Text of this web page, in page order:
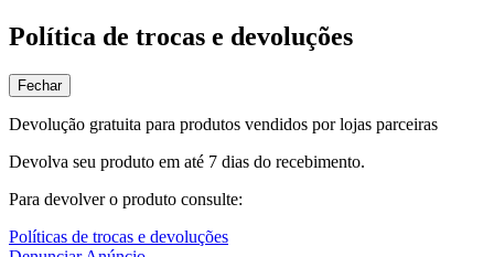
Política de trocas e devoluções
Fechar
Devolução gratuita para produtos vendidos por lojas parceiras
Devolva seu produto em até 7 dias do recebimento.
Para devolver o produto consulte:
Políticas de trocas e devoluções